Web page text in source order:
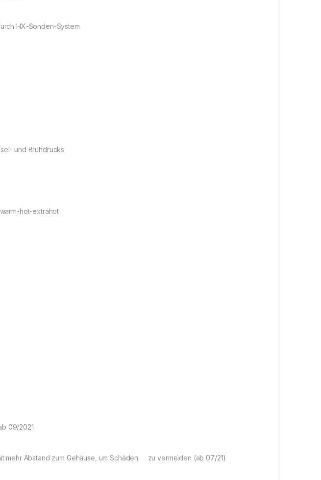
HX-Sonden-System
und Brühdrucks
hot-extrahot
09/2021
mehr Abstand zum Gehäuse, um Schäden zu vermeiden (ab 07/21)